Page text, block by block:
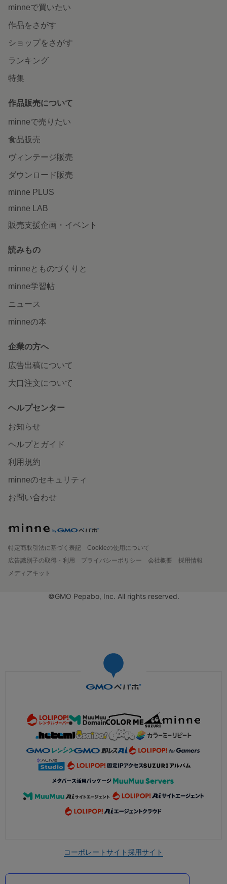
minneで買いたい
作品をさがす
ショップをさがす
ランキング
特集
作品販売について
minneで売りたい
食品販売
ヴィンテージ販売
ダウンロード販売
minne PLUS
minne LAB
販売支援企画・イベント
読みもの
minneとものづくりと
minne学習帖
ニュース
minneの本
企業の方へ
広告出稿について
大口注文について
ヘルプセンター
お知らせ
ヘルプとガイド
利用規約
minneのセキュリティ
お問い合わせ
特定商取引法に基づく表記
Cookieの使用について
広告識別子の取得・利用
プライバシーポリシー 会社概要
採用情報
メディアキット
©GMO Pepabo, Inc. All rights reserved.
コーポレートサイト採用サイト